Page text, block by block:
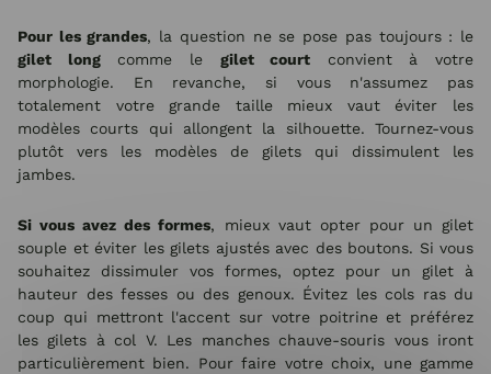
Pour les grandes, la question ne se pose pas toujours : le
gilet longcomme le gilet court convient à votre
morphologie. En revanche, si vous n'assumez pas
totalement votre grande taille mieux vaut éviter les
modèles courts qui allongent la silhouette. Tournez-vous
plutôt vers les modèles de gilets qui dissimulent les
jambes.
Si vous avez des formes, mieux vaut opter pour un gilet
souple et éviter les gilets ajustés avec des boutons. Si vous
souhaitez dissimuler vos formes, optez pour un gilet à
hauteur des fesses ou des genoux. Évitez les cols ras du
coup qui mettront l'accent sur votre poitrine et préférez
les gilets à col V. Les manches chauve-souris vous iront
particulièrement bien. Pour faire votre choix, une gamme